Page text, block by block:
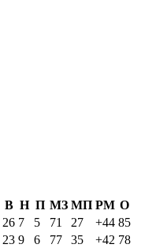
В Н П МЗ МП РМ О
26 7 5 71 27 +44 85
23 9 6 77 35 +42 78